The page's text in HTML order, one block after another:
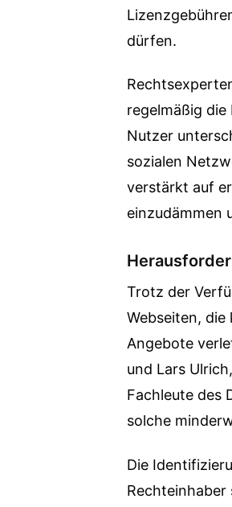
dürfen.
regelmäßig
Nutzer
sozialen
verstärkt auf
einzudämmen
Trotz der
Webseiten,
Angebote
und Lars
Fachleute des
solche
Die
Rechteinhaber